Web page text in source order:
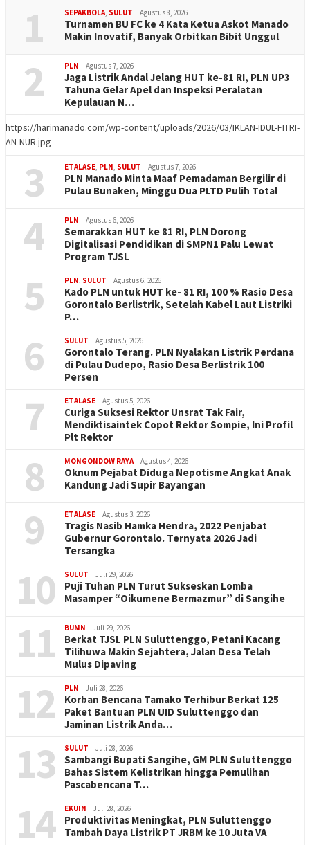
1 SEPAKBOLA, SULUT Agustus 8, 2026
Turnamen BU FC ke 4 Kata Ketua Askot Manado
Makin Inovatif, Banyak Orbitkan Bibit Unggul
2 PLN Agustus 7, 2026
Jaga Listrik Andal Jelang HUT ke-81 RI, PLN UP3
Tahuna Gelar Apel dan Inspeksi Peralatan
Kepulauan N…
https://harimanado.com/wp-content/uploads/2026/03/IKLAN-IDUL-FITRI-
AN-NUR.jpg
3 ETALASE, PLN, SULUT Agustus 7, 2026
PLN Manado Minta Maaf Pemadaman Bergilir di
Pulau Bunaken, Minggu Dua PLTD Pulih Total
4 PLN Agustus 6, 2026
Semarakkan HUT ke 81 RI, PLN Dorong
Digitalisasi Pendidikan di SMPN1 Palu Lewat
Program TJSL
5 PLN, SULUT Agustus 6, 2026
Kado PLN untuk HUT ke- 81 RI, 100 % Rasio Desa
Gorontalo Berlistrik, Setelah Kabel Laut Listriki
P…
6 SULUT Agustus 5, 2026
Gorontalo Terang. PLN Nyalakan Listrik Perdana
di Pulau Dudepo, Rasio Desa Berlistrik 100
Persen
7 ETALASE Agustus 5, 2026
Curiga Suksesi Rektor Unsrat Tak Fair,
Mendiktisaintek Copot Rektor Sompie, Ini Profil
Plt Rektor
8 MONGONDOW RAYA Agustus 4, 2026
Oknum Pejabat Diduga Nepotisme Angkat Anak
Kandung Jadi Supir Bayangan
9 ETALASE Agustus 3, 2026
Tragis Nasib Hamka Hendra, 2022 Penjabat
Gubernur Gorontalo. Ternyata 2026 Jadi
Tersangka
10 SULUT Juli 29, 2026
Puji Tuhan PLN Turut Sukseskan Lomba
Masamper “Oikumene Bermazmur” di Sangihe
11 BUMN Juli 29, 2026
Berkat TJSL PLN Suluttenggo, Petani Kacang
Tilihuwa Makin Sejahtera, Jalan Desa Telah
Mulus Dipaving
12 PLN Juli 28, 2026
Korban Bencana Tamako Terhibur Berkat 125
Paket Bantuan PLN UID Suluttenggo dan
Jaminan Listrik Anda…
13 SULUT Juli 28, 2026
Sambangi Bupati Sangihe, GM PLN Suluttenggo
Bahas Sistem Kelistrikan hingga Pemulihan
Pascabencana T…
14 EKUIN Juli 28, 2026
Produktivitas Meningkat, PLN Suluttenggo
Tambah Daya Listrik PT JRBM ke 10 Juta VA